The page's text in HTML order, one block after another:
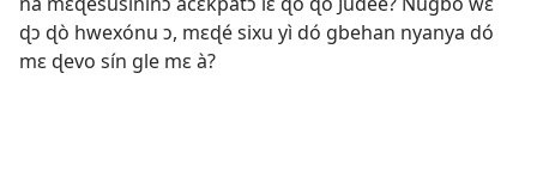
ɖɔ ɖò hwexónu ɔ, mɛɖé sixu yì dó gbehan nyanya dó
mɛ ɖevo sín gle mɛ à?